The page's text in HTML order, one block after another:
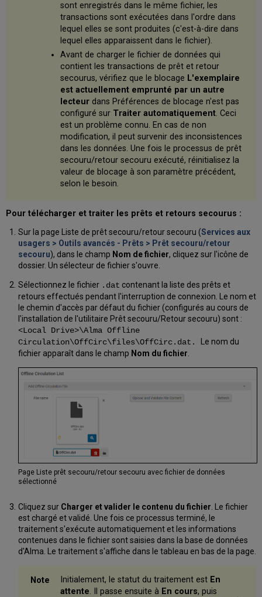
sont enregistrés dans le même fichier, les
transactions sont exécutées dans l'ordre dans
lequel elles se sont produites (c'est-à-dire dans
lequel elles apparaissent dans le fichier).
Avant de charger le fichier de données qui
contient les transactions de prêt et retour
secourus, vérifiez que le blocage L'exemplaire
est actuellement emprunté par un autre
lecteurdans Préférences de blocage n'est pas
configuré sur Traiter automatiquement. Ceci
est un problème connu. En cas de non
modification, il peut survenir des inconsistences
dans les données. Une fois le processus de prêt
secouru/retour secouru exécuté, réinitialisez la
valeur de blocage à son paramètre précédent,
selon le besoin.
Pour télécharger et traiter les prêts et retours secourus :
Sur la page Liste de prêt secouru/retour secouru (Services aux
usagers > Outils avancés - Prêts > Prêt secouru/retour
secouru), dans le champ Nom de fichier, cliquez sur l'icône de
dossier. Un sélecteur de fichier s'ouvre.
Sélectionnez le fichier .dat contenant la liste des prêts et
retours effectués pendant l'interruption de connexion. Le nom et
le chemin d'accès par défaut du fichier (configurés au cours de
l'installation de l'utilitaire Prêt secouru/Retour secouru) sont :
<Local Drive>\Alma Offline
Circulation\OffCirc\files\OffCirc.dat.
Le nom du
fichier apparaît dans le champ Nom du fichier.
Page Liste prêt secouru/retour secouru avec fichier de données
sélectionné
Cliquez sur Charger et valider le contenu du fichier. Le fichier
est chargé et validé. Une fois ce processus terminé, le
traitement s'exécute automatiquement et les informations
contenues dans le fichier sont saisies dans la base de données
d'Alma. Le traitement s'affiche dans le tableau en bas de la page.
Initialement, le statut du traitement est En
attente. Il passe ensuite à En cours, puis